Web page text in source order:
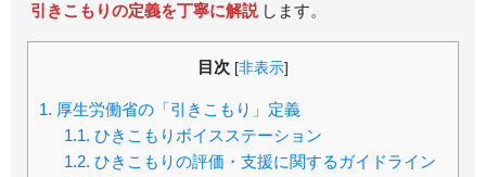
引きこもりの定義を丁寧に解説 します。
目次 [非表示]
1. 厚生労働省の「引きこもり」定義
1.1. ひきこもりボイスステーション
1.2. ひきこもりの評価・支援に関するガイドライン